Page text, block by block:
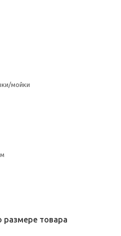
мойки
размере товара